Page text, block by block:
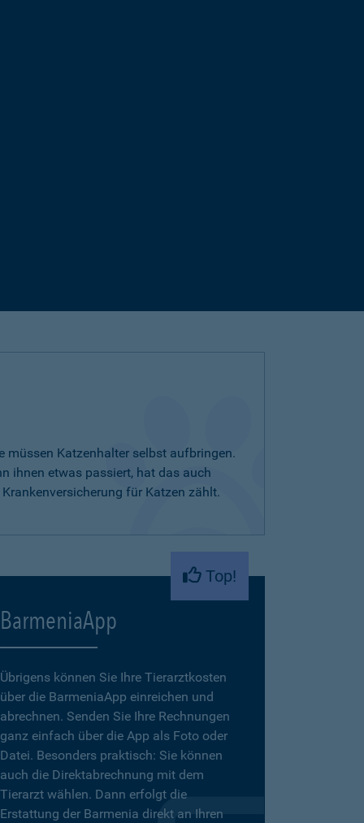
müssen Katzenhalter selbst aufbringen.
ihnen etwas passiert, hat das auch
für Katzen zählt.
Top!
BarmeniaApp
Übrigens können Sie Ihre Tierarztkosten
über die BarmeniaApp einreichen und
abrechnen. Senden Sie Ihre Rechnungen
ganz einfach über die App als Foto oder
Datei. Besonders praktisch: Sie können
auch die Direktabrechnung mit dem
Tierarzt wählen. Dann erfolgt die
Erstattung der Barmenia direkt an Ihren